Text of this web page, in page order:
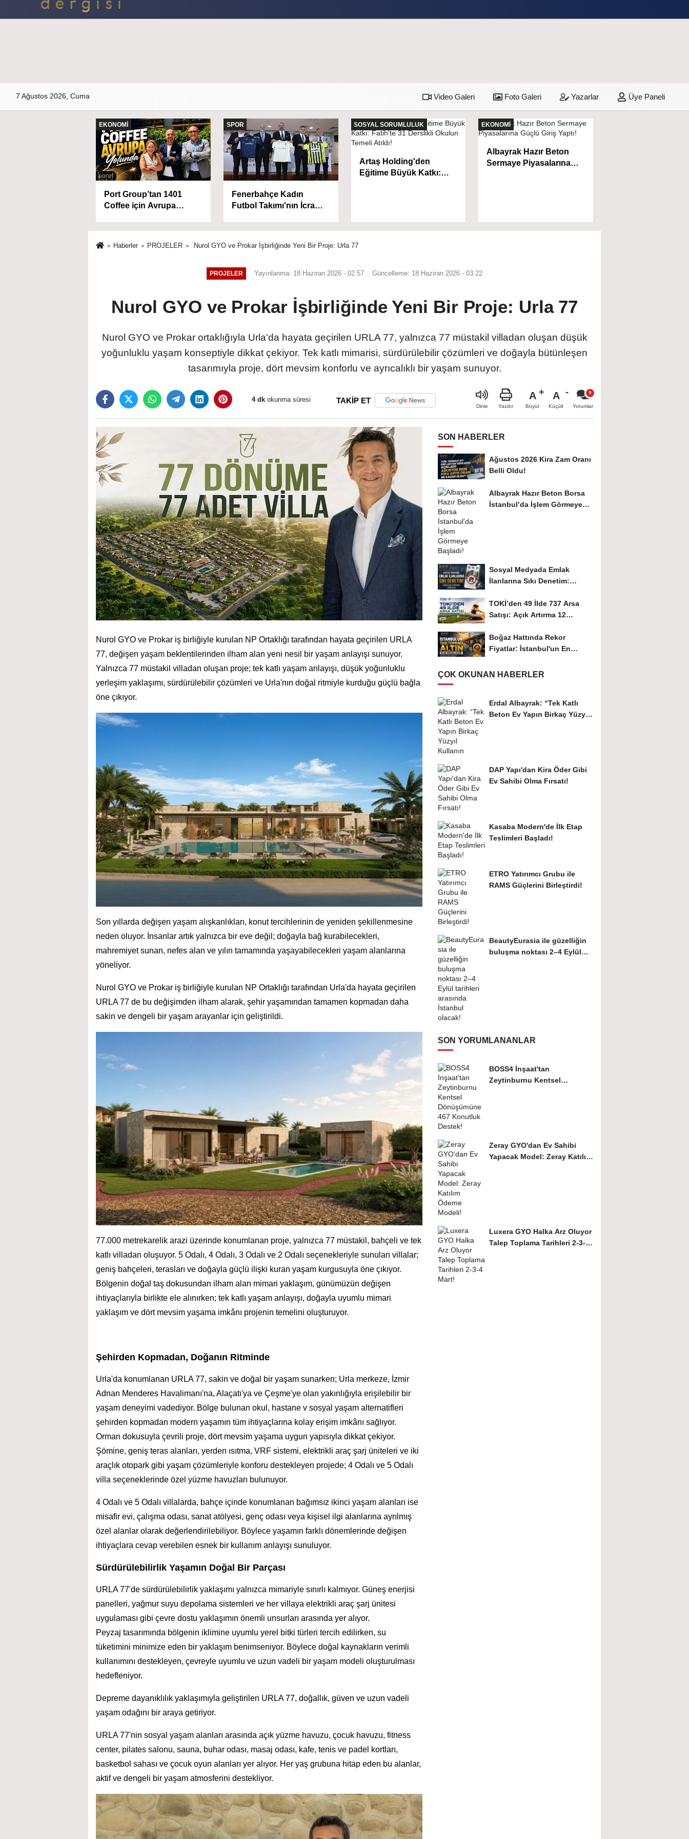
İletişim Çerez Politikası
7 Ağustos 2026, Cuma Video Galeri Foto Galeri Yazarlar Üye Paneli
EKONOMİ
Port Group’tan 1401
Coffee için Avrupa
SPOR
Fenerbahçe Kadın
Futbol Takımı'nın İcra
SOSYAL SORUMLULUK
Artaş Holding'den
Eğitime Büyük Katkı:
EKONOMİ
Albayrak Hazır Beton
Sermaye Piyasalarına
Haberler PROJELER Nurol GYO ve Prokar İşbirliğinde Yeni Bir Proje: Urla 77
PROJELER Yayınlanma: 18 Haziran 2026 - 02:57 Güncelleme: 18 Haziran 2026 - 03:22
Nurol GYO ve Prokar İşbirliğinde Yeni Bir Proje: Urla 77
Nurol GYO ve Prokar ortaklığıyla Urla'da hayata geçirilen URLA 77, yalnızca 77 müstakil villadan oluşan düşük
yoğunluklu yaşam konseptiyle dikkat çekiyor. Tek katlı mimarisi, sürdürülebilir çözümleri ve doğayla bütünleşen
tasarımıyla proje, dört mevsim konforlu ve ayrıcalıklı bir yaşam sunuyor.
4 dk okunma süresi TAKİP ET
Dinle Yazdır
A
Büyüt
A
Küçült Yorumlar
Nurol GYO ve Prokar iş birliğiyle kurulan NP Ortaklığı tarafından hayata geçirilen URLA
77, değişen yaşam beklentilerinden ilham alan yeni nesil bir yaşam anlayışı sunuyor.
Yalnızca 77 müstakil villadan oluşan proje; tek katlı yaşam anlayışı, düşük yoğunluklu
yerleşim yaklaşımı, sürdürülebilir çözümleri ve Urla'nın doğal ritmiyle kurduğu güçlü bağla
öne çıkıyor.
Son yıllarda değişen yaşam alışkanlıkları, konut tercihlerinin de yeniden şekillenmesine
neden oluyor. İnsanlar artık yalnızca bir eve değil; doğayla bağ kurabilecekleri,
mahremiyet sunan, nefes alan ve yılın tamamında yaşayabilecekleri yaşam alanlarına
yöneliyor.
Nurol GYO ve Prokar iş birliğiyle kurulan NP Ortaklığı tarafından Urla'da hayata geçirilen
URLA 77 de bu değişimden ilham alarak, şehir yaşamından tamamen kopmadan daha
sakin ve dengeli bir yaşam arayanlar için geliştirildi.
77.000 metrekarelik arazi üzerinde konumlanan proje, yalnızca 77 müstakil, bahçeli ve tek
katlı villadan oluşuyor. 5 Odalı, 4 Odalı, 3 Odalı ve 2 Odalı seçenekleriyle sunulan villalar;
geniş bahçeleri, terasları ve doğayla güçlü ilişki kuran yaşam kurgusuyla öne çıkıyor.
Bölgenin doğal taş dokusundan ilham alan mimari yaklaşım, günümüzün değişen
ihtiyaçlarıyla birlikte ele alınırken; tek katlı yaşam anlayışı, doğayla uyumlu mimari
yaklaşım ve dört mevsim yaşama imkânı projenin temelini oluşturuyor.
Şehirden Kopmadan, Doğanın Ritminde
Urla'da konumlanan URLA 77, sakin ve doğal bir yaşam sunarken; Urla merkeze, İzmir
Adnan Menderes Havalimanı'na, Alaçatı'ya ve Çeşme'ye olan yakınlığıyla erişilebilir bir
yaşam deneyimi vadediyor. Bölge bulunan okul, hastane v sosyal yaşam alternatifleri
şehirden kopmadan modern yaşamın tüm ihtiyaçlarına kolay erişim imkânı sağlıyor.
Orman dokusuyla çevrili proje, dört mevsim yaşama uygun yapısıyla dikkat çekiyor.
Şömine, geniş teras alanları, yerden ısıtma, VRF sistemi, elektrikli araç şarj üniteleri ve iki
araçlık otopark gibi yaşam çözümleriyle konforu destekleyen projede; 4 Odalı ve 5 Odalı
villa seçeneklerinde özel yüzme havuzları bulunuyor.
4 Odalı ve 5 Odalı villalarda, bahçe içinde konumlanan bağımsız ikinci yaşam alanları ise
misafir evi, çalışma odası, sanat atölyesi, genç odası veya kişisel ilgi alanlarına ayrılmış
özel alanlar olarak değerlendirilebiliyor. Böylece yaşamın farklı dönemlerinde değişen
ihtiyaçlara cevap verebilen esnek bir kullanım anlayışı sunuluyor.
Sürdürülebilirlik Yaşamın Doğal Bir Parçası
URLA 77'de sürdürülebilirlik yaklaşımı yalnızca mimariyle sınırlı kalmıyor. Güneş enerjisi
panelleri, yağmur suyu depolama sistemleri ve her villaya elektrikli araç şarj ünitesi
uygulaması gibi çevre dostu yaklaşımın önemli unsurları arasında yer alıyor.
Peyzaj tasarımında bölgenin iklimine uyumlu yerel bitki türleri tercih edilirken, su
tüketimini minimize eden bir yaklaşım benimseniyor. Böylece doğal kaynakların verimli
kullanımını destekleyen, çevreyle uyumlu ve uzun vadeli bir yaşam modeli oluşturulması
hedefleniyor.
Depreme dayanıklılık yaklaşımıyla geliştirilen URLA 77, doğallık, güven ve uzun vadeli
yaşam odağını bir araya getiriyor.
URLA 77'nin sosyal yaşam alanları arasında açık yüzme havuzu, çocuk havuzu, fitness
center, pilates salonu, sauna, buhar odası, masaj odası, kafe, tenis ve padel kortları,
basketbol sahası ve çocuk oyun alanları yer alıyor. Her yaş grubuna hitap eden bu alanlar,
aktif ve dengeli bir yaşam atmosferini destekliyor.
SON HABERLER
Ağustos 2026 Kira Zam Oranı
Belli Oldu!
Albayrak Hazır Beton Borsa
İstanbul’da İşlem Görmeye
Sosyal Medyada Emlak
İlanlarına Sıkı Denetim:
TOKİ’den 49 İlde 737 Arsa
Satışı: Açık Artırma 12
Boğaz Hattında Rekor
Fiyatlar: İstanbul'un En
ÇOK OKUNAN HABERLER
Erdal Albayrak: “Tek Katlı
Beton Ev Yapın Birkaç Yüzyıl
DAP Yapı'dan Kira Öder Gibi
Ev Sahibi Olma Fırsatı!
Kasaba Modern'de İlk Etap
Teslimleri Başladı!
ETRO Yatırımcı Grubu ile
RAMS Güçlerini Birleştirdi!
BeautyEurasia ile güzelliğin
buluşma noktası 2–4 Eylül
SON YORUMLANANLAR
BOSS4 İnşaat'tan
Zeytinburnu Kentsel
Zeray GYO'dan Ev Sahibi
Yapacak Model: Zeray Katılım
Luxera GYO Halka Arz Oluyor
Talep Toplama Tarihleri 2-3-4